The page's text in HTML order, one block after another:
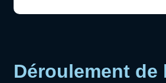
Déroulement de